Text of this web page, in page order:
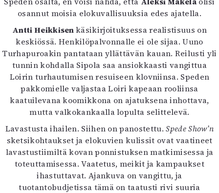
osannut moisia elokuvallisuuksia edes ajatella.
Antti Heikkisenkäsikirjoituksessa realistisuus on
keskiössä. Henkilöpalvonnalle ei ole sijaa. Uuno
Turhapuroakin pantataan yllättävän kauan. Reilusti yli
tunnin kohdalla Sipola saa ansiokkaasti vangittua
Loirin turhautumisen resuiseen klovniinsa. Speden
pakkomielle valjastaa Loiri kapeaan rooliinsa
kaatuilevana koomikkona on ajatuksena inhottava,
mutta valkokankaalla lopulta selittelevä.
Lavastusta ihailen. Siihen on panostettu.Spede Show’n
sketsikohtaukset ja elokuvien kulissit ovat vaatineet
lavastustiimiltä kovan ponnistuksen matkimisessa ja
toteuttamisessa. Vaatetus, meikit ja kampaukset
ihastuttavat. Ajankuva on vangittu, ja
tuotantobudjetissa tämä on taatusti rivi suuria